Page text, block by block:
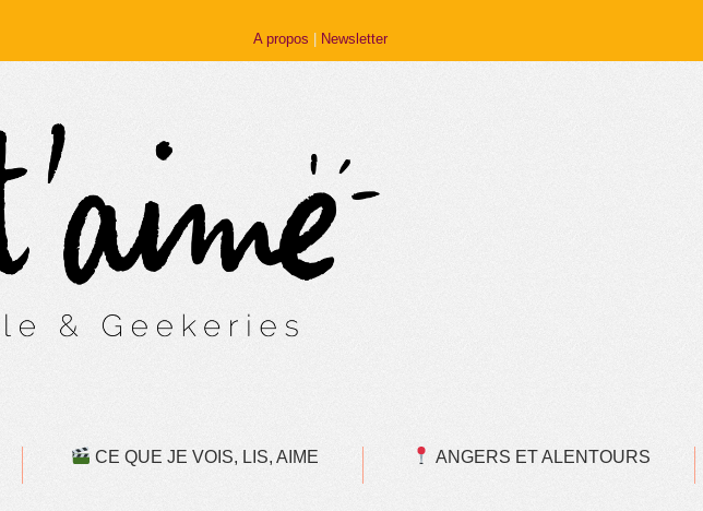
A propos Newsletter
CE QUE JE VOIS, LIS, AIME ANGERS ET ALENTOURS